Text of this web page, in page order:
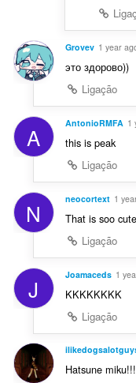
Grovev 1 year
это здорово))
Ligação
A AntonioRMFA 1
this is peak
Ligação
N neocortext 1
That is soo
Ligação
J Joamaceds 1
KKKKKKKK
Ligação
Hatsune